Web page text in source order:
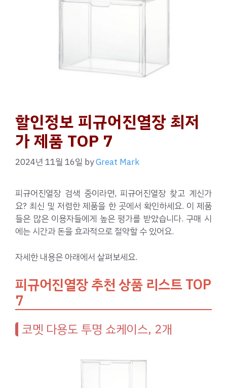
할인정보 피규어진열장 최저
가 제품 TOP 7
2024년 11월 16일 byGreat Mark
피규어진열장 검색 중이라면, 피규어진열장 찾고 계신가
요? 최신 및 저렴한 제품을 한 곳에서 확인하세요. 이 제품
들은 많은 이용자들에게 높은 평가를 받았습니다. 구매 시
에는 시간과 돈을 효과적으로 절약할 수 있어요.
자세한 내용은 아래에서 살펴보세요.
피규어진열장 추천 상품 리스트 TOP
7
코멧 다용도 투명 쇼케이스, 2개